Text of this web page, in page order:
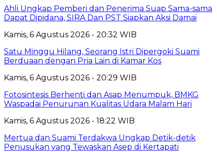
Ahli Ungkap Pemberi dan Penerima Suap Sama-sama
Dapat Dipidana, SIRA Dan PST Siapkan Aksi Damai
Kamis, 6 Agustus 2026 - 20:32 WIB
Satu Minggu Hilang, Seorang Istri Dipergoki Suami
Berduaan dengan Pria Lain di Kamar Kos
Kamis, 6 Agustus 2026 - 20:29 WIB
Fotosintesis Berhenti dan Asap Menumpuk, BMKG
Waspadai Penurunan Kualitas Udara Malam Hari
Kamis, 6 Agustus 2026 - 18:22 WIB
Mertua dan Suami Terdakwa Ungkap Detik-detik
Penusukan yang Tewaskan Asep di Kertapati